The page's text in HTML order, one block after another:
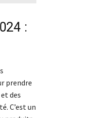
:
prendre
des
C’est un